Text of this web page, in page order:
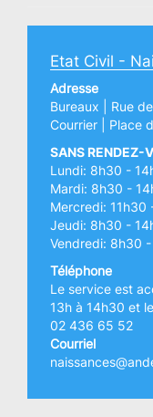
Etat Civil -
Adresse
Bureaux | Rue
Courrier | Place
SANS RENDEZ-
Lundi: 8h30 -
Mardi: 8h30 -
Mercredi: 11h30
Jeudi: 8h30 -
Vendredi: 8h30
Téléphone
Le service est
13h à 14h30 et
02 436 65 52
Courriel